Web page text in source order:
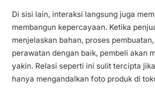
Di sisi lain, interaksi langsung juga
membangun kepercayaan. Ketika
menjelaskan bahan, proses
perawatan dengan baik, pembeli akan
yakin. Relasi seperti ini sulit tercipta
hanya mengandalkan foto produk di